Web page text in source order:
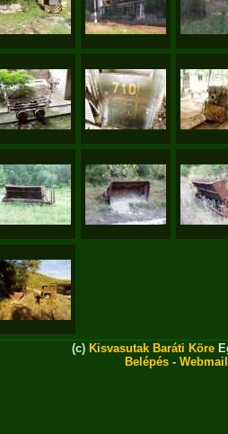
(c) Kisvasutak Baráti Köre
Belépés - Webmail